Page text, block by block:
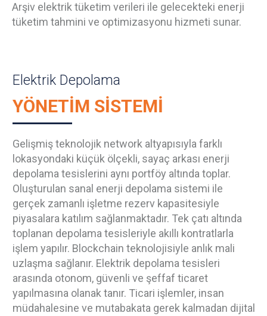
Arşiv elektrik tüketim verileri ile gelecekteki enerji
tüketim tahmini ve optimizasyonu hizmeti sunar.
Elektrik Depolama
YÖNETİM SİSTEMİ
Gelişmiş teknolojik network altyapısıyla farklı
lokasyondaki küçük ölçekli, sayaç arkası enerji
depolama tesislerini aynı portföy altında toplar.
Oluşturulan sanal enerji depolama sistemi ile
gerçek zamanlı işletme rezerv kapasitesiyle
piyasalara katılım sağlanmaktadır. Tek çatı altında
toplanan depolama tesisleriyle akıllı kontratlarla
işlem yapılır. Blockchain teknolojisiyle anlık mali
uzlaşma sağlanır. Elektrik depolama tesisleri
arasında otonom, güvenli ve şeffaf ticaret
yapılmasına olanak tanır. Ticari işlemler, insan
müdahalesine ve mutabakata gerek kalmadan dijital